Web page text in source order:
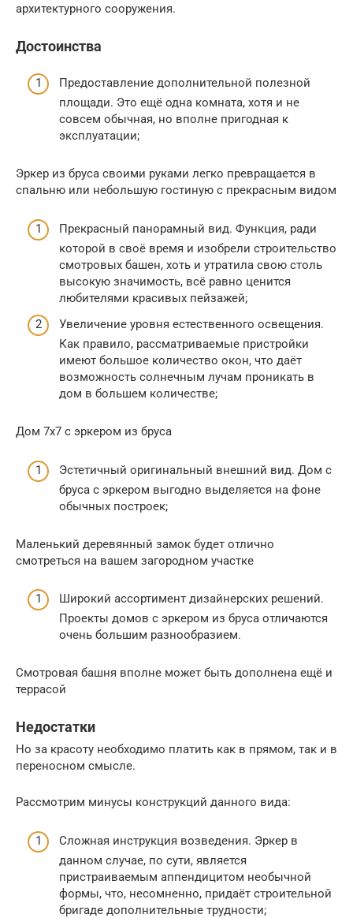
архитектурного сооружения.
Достоинства
Предоставление дополнительной полезной
площади. Это ещё одна комната, хотя и не
совсем обычная, но вполне пригодная к
эксплуатации;
Эркер из бруса своими руками легко превращается в
спальню или небольшую гостиную с прекрасным видом
Прекрасный панорамный вид. Функция, ради
которой в своё время и изобрели строительство
смотровых башен, хоть и утратила свою столь
высокую значимость, всё равно ценится
любителями красивых пейзажей;
Увеличение уровня естественного освещения.
Как правило, рассматриваемые пристройки
имеют большое количество окон, что даёт
возможность солнечным лучам проникать в
дом в большем количестве;
Дом 7х7 с эркером из бруса
Эстетичный оригинальный внешний вид. Дом с
бруса с эркером выгодно выделяется на фоне
обычных построек;
Маленький деревянный замок будет отлично
смотреться на вашем загородном участке
Широкий ассортимент дизайнерских решений.
Проекты домов с эркером из бруса отличаются
очень большим разнообразием.
Смотровая башня вполне может быть дополнена ещё и
террасой
Недостатки
Но за красоту необходимо платить как в прямом, так и в
переносном смысле.
Рассмотрим минусы конструкций данного вида:
Сложная инструкция возведения. Эркер в
данном случае, по сути, является
пристраиваемым аппендицитом необычной
формы, что, несомненно, придаёт строительной
бригаде дополнительные трудности;